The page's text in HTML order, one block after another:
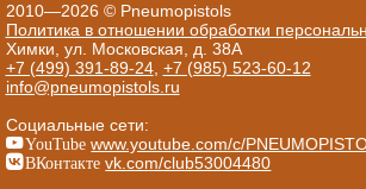
2010—2026 © Pneumopistols
Политика в отношении обработки
Химки, ул. Московская, д. 38А
+7 (499) 391-89-24, +7 (985) 523-60-12
info@pneumopistols.ru
Социальные сети:
YouTube www.youtube.com/c/
ВКонтакте vk.com/club53004480